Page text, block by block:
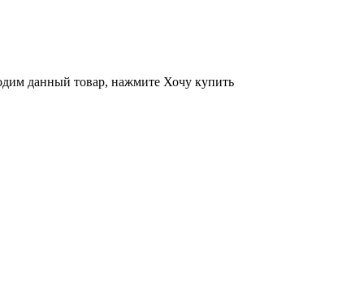
данный товар, нажмите Хочу купить